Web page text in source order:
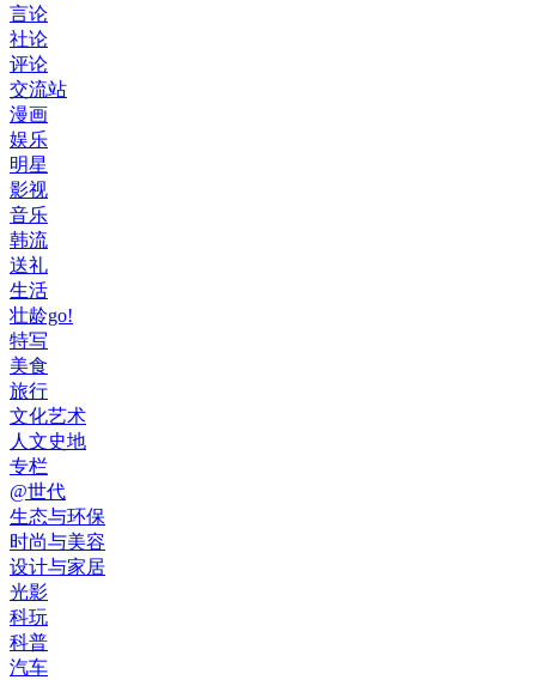
言论
社论
评论
交流站
漫画
娱乐
明星
影视
音乐
韩流
送礼
生活
壮龄go!
特写
美食
旅行
文化艺术
人文史地
专栏
@世代
生态与环保
时尚与美容
设计与家居
光影
科玩
科普
汽车